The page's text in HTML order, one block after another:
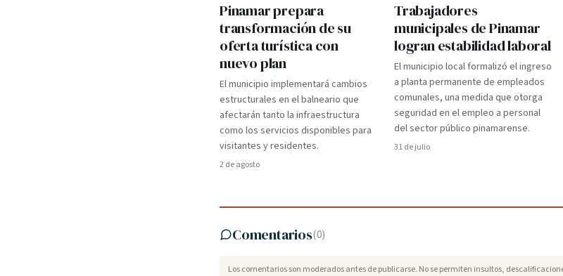
Pinamar prepara
transformación de su
oferta turística con
nuevo plan
El municipio implementará cambios
estructurales en el balneario que
afectarán tanto la infraestructura
como los servicios disponibles para
visitantes y residentes.
2 de agosto
Trabajadores
municipales de Pinamar
logran estabilidad laboral
El municipio local formalizó el ingreso
a planta permanente de empleados
comunales, una medida que otorga
seguridad en el empleo a personal
del sector público pinamarense.
31 de julio
Comentarios(0)
Los comentarios son moderados antes de publicarse. No se permiten insultos,